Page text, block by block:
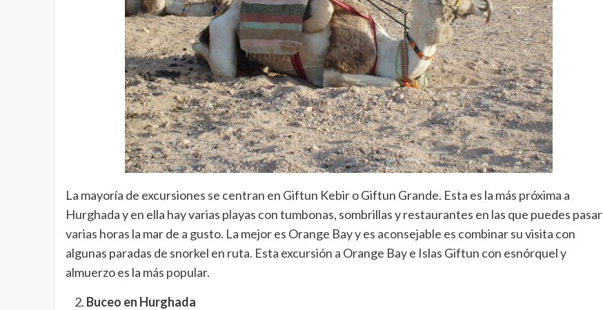
La mayoría de excursiones se centran en Giftun Kebir o Giftun Grande. Esta es la más próxima a
Hurghada y en ella hay varias playas con tumbonas, sombrillas y restaurantes en las que puedes pasar
varias horas la mar de a gusto. La mejor es Orange Bay y es aconsejable es combinar su visita con
algunas paradas de snorkel en ruta. Esta excursión a Orange Bay e Islas Giftun con esnórquel y
almuerzo es la más popular.
Buceo en Hurghada